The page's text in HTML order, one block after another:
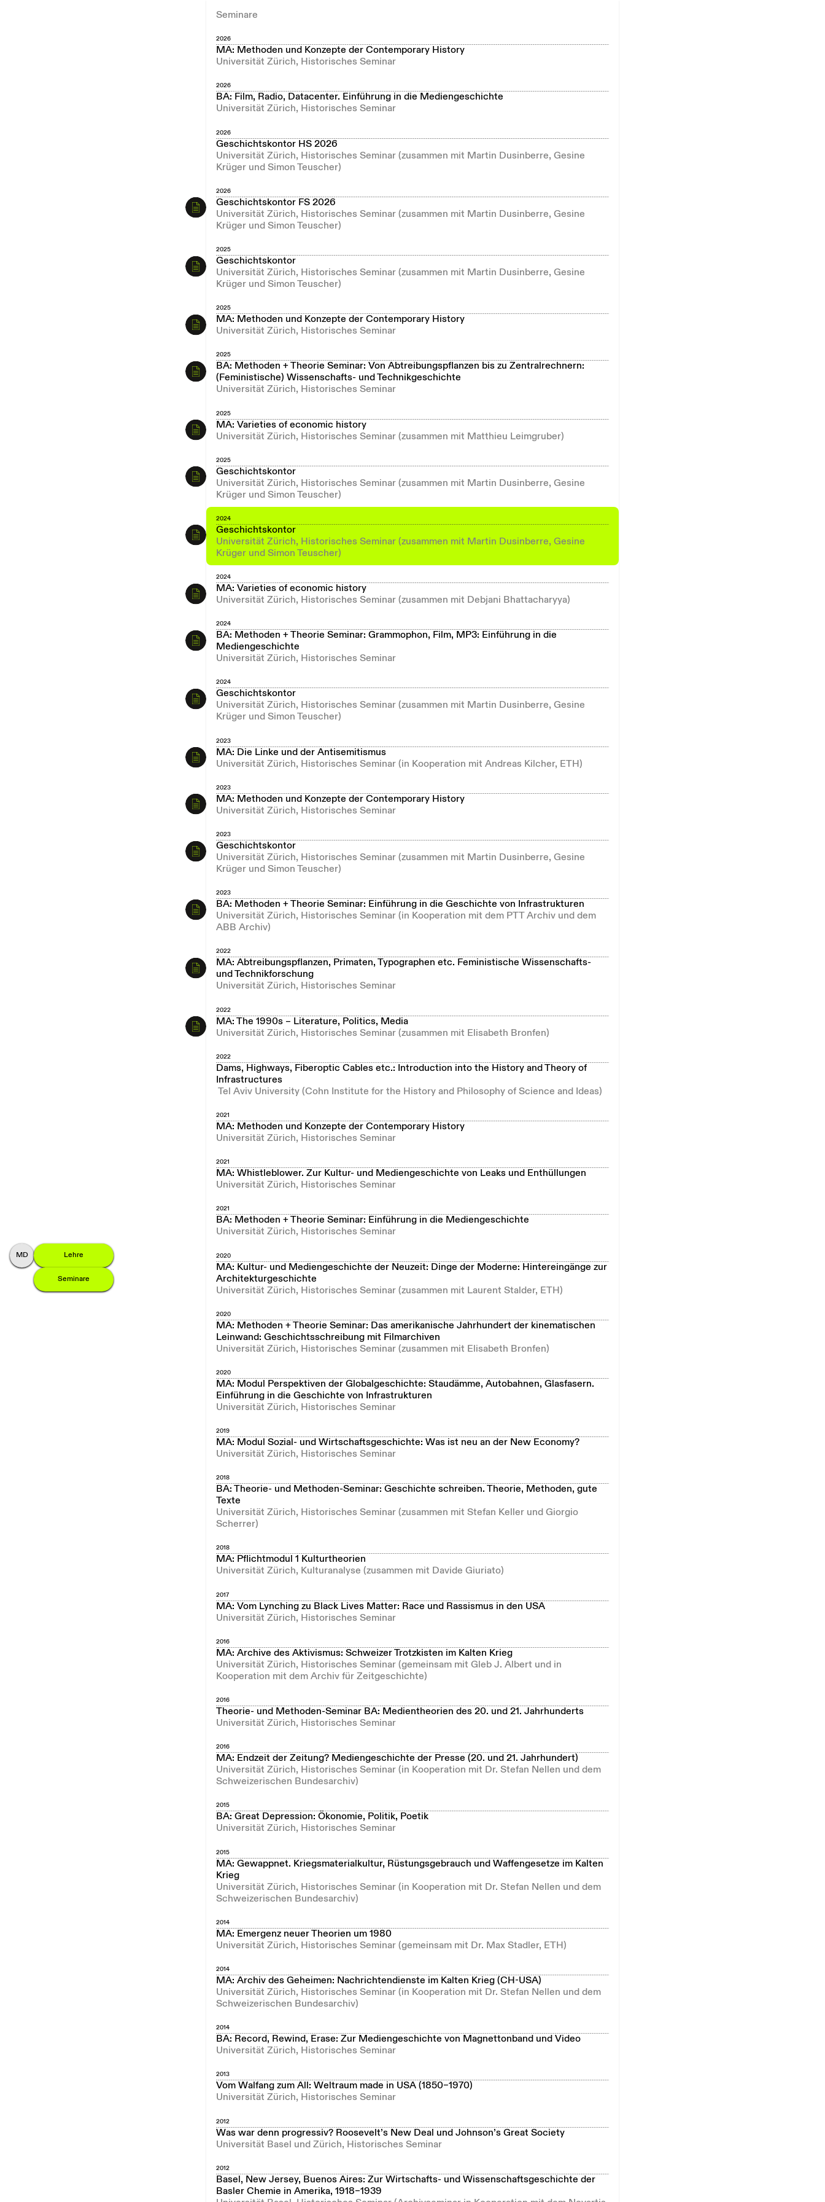
M onika
Dommann Lehre
Seminare
Seminare
2026
MA: Methoden und Konzepte der Contemporary History
Universität Zürich, Historisches Seminar
2026
BA: Film, Radio, Datacenter. Einführung in die Mediengeschichte
Universität Zürich, Historisches Seminar
2026
Geschichtskontor HS 2026
Universität Zürich, Historisches Seminar (zusammen mit Martin Dusinberre, Gesine
Krüger und Simon Teuscher)
2026
Geschichtskontor FS 2026
Universität Zürich, Historisches Seminar (zusammen mit Martin Dusinberre, Gesine
Krüger und Simon Teuscher)
2025
Geschichtskontor
Universität Zürich, Historisches Seminar (zusammen mit Martin Dusinberre, Gesine
Krüger und Simon Teuscher)
2025
MA: Methoden und Konzepte der Contemporary History
Universität Zürich, Historisches Seminar
2025
BA: Methoden + Theorie Seminar: Von Abtreibungspflanzen bis zu Zentralrechnern:
(Feministische) Wissenschafts- und Technikgeschichte
Universität Zürich, Historisches Seminar
2025
MA: Varieties of economic history
Universität Zürich, Historisches Seminar (zusammen mit Matthieu Leimgruber)
2025
Geschichtskontor
Universität Zürich, Historisches Seminar (zusammen mit Martin Dusinberre, Gesine
Krüger und Simon Teuscher)
2024
Geschichtskontor
Universität Zürich, Historisches Seminar (zusammen mit Martin Dusinberre, Gesine
Krüger und Simon Teuscher)
2024
MA: Varieties of economic history
Universität Zürich, Historisches Seminar (zusammen mit Debjani Bhattacharyya)
2024
BA: Methoden + Theorie Seminar: Grammophon, Film, MP3: Einführung in die
Mediengeschichte
Universität Zürich, Historisches Seminar
2024
Geschichtskontor
Universität Zürich, Historisches Seminar (zusammen mit Martin Dusinberre, Gesine
Krüger und Simon Teuscher)
2023
MA: Die Linke und der Antisemitismus
Universität Zürich, Historisches Seminar (in Kooperation mit Andreas Kilcher, ETH)
2023
MA: Methoden und Konzepte der Contemporary History
Universität Zürich, Historisches Seminar
2023
Geschichtskontor
Universität Zürich, Historisches Seminar (zusammen mit Martin Dusinberre, Gesine
Krüger und Simon Teuscher)
2023
BA: Methoden + Theorie Seminar: Einführung in die Geschichte von Infrastrukturen
Universität Zürich, Historisches Seminar (in Kooperation mit dem PTT Archiv und dem
ABB Archiv)
2022
MA: Abtreibungspflanzen, Primaten, Typographen etc. Feministische Wissenschafts-
und Technikforschung
Universität Zürich, Historisches Seminar
2022
MA: The 1990s – Literature, Politics, Media
Universität Zürich, Historisches Seminar (zusammen mit Elisabeth Bronfen)
2022
Dams, Highways, Fiberoptic Cables etc.: Introduction into the History and Theory of
Infrastructures
Tel Aviv University (Cohn Institute for the History and Philosophy of Science and Ideas)
2021
MA: Methoden und Konzepte der Contemporary History
Universität Zürich, Historisches Seminar
2021
MA: Whistleblower. Zur Kultur- und Mediengeschichte von Leaks und Enthüllungen
Universität Zürich, Historisches Seminar
2021
BA: Methoden + Theorie Seminar: Einführung in die Mediengeschichte
Universität Zürich, Historisches Seminar
2020
MA: Kultur- und Mediengeschichte der Neuzeit: Dinge der Moderne: Hintereingänge zur
Architekturgeschichte
Universität Zürich, Historisches Seminar (zusammen mit Laurent Stalder, ETH)
2020
MA: Methoden + Theorie Seminar: Das amerikanische Jahrhundert der kinematischen
Leinwand: Geschichtsschreibung mit Filmarchiven
Universität Zürich, Historisches Seminar (zusammen mit Elisabeth Bronfen)
2020
MA: Modul Perspektiven der Globalgeschichte: Staudämme, Autobahnen, Glasfasern.
Einführung in die Geschichte von Infrastrukturen
Universität Zürich, Historisches Seminar
2019
MA: Modul Sozial- und Wirtschaftsgeschichte: Was ist neu an der New Economy?
Universität Zürich, Historisches Seminar
2018
BA: Theorie- und Methoden-Seminar: Geschichte schreiben. Theorie, Methoden, gute
Texte
Universität Zürich, Historisches Seminar (zusammen mit Stefan Keller und Giorgio
Scherrer)
2018
MA: Pflichtmodul 1 Kulturtheorien
Universität Zürich, Kulturanalyse (zusammen mit Davide Giuriato)
2017
MA: Vom Lynching zu Black Lives Matter: Race und Rassismus in den USA
Universität Zürich, Historisches Seminar
2016
MA: Archive des Aktivismus: Schweizer Trotzkisten im Kalten Krieg
Universität Zürich, Historisches Seminar (gemeinsam mit Gleb J. Albert und in
Kooperation mit dem Archiv für Zeitgeschichte)
2016
Theorie- und Methoden-Seminar BA: Medientheorien des 20. und 21. Jahrhunderts
Universität Zürich, Historisches Seminar
2016
MA: Endzeit der Zeitung? Mediengeschichte der Presse (20. und 21. Jahrhundert)
Universität Zürich, Historisches Seminar (in Kooperation mit Dr. Stefan Nellen und dem
Schweizerischen Bundesarchiv)
2015
BA: Great Depression: Ökonomie, Politik, Poetik
Universität Zürich, Historisches Seminar
2015
MA: Gewappnet. Kriegsmaterialkultur, Rüstungsgebrauch und Waffengesetze im Kalten
Krieg
Universität Zürich, Historisches Seminar (in Kooperation mit Dr. Stefan Nellen und dem
Schweizerischen Bundesarchiv)
2014
MA: Emergenz neuer Theorien um 1980
Universität Zürich, Historisches Seminar (gemeinsam mit Dr. Max Stadler, ETH)
2014
MA: Archiv des Geheimen: Nachrichtendienste im Kalten Krieg (CH-USA)
Universität Zürich, Historisches Seminar (in Kooperation mit Dr. Stefan Nellen und dem
Schweizerischen Bundesarchiv)
2014
BA: Record, Rewind, Erase: Zur Mediengeschichte von Magnettonband und Video
Universität Zürich, Historisches Seminar
2013
Vom Walfang zum All: Weltraum made in USA (1850–1970)
Universität Zürich, Historisches Seminar
2012
Was war denn progressiv? Roosevelt’s New Deal und Johnson’s Great Society
Universität Basel und Zürich, Historisches Seminar
2012
Basel, New Jersey, Buenos Aires: Zur Wirtschafts- und Wissenschaftsgeschichte der
Basler Chemie in Amerika, 1918–1939